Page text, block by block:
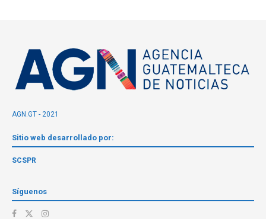
AGN.GT - 2021
Sitio web desarrollado por:
SCSPR
Síguenos